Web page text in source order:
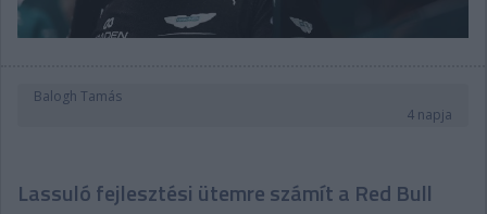
Balogh Tamás
4 napja
Lassuló fejlesztési ütemre számít a Red Bull